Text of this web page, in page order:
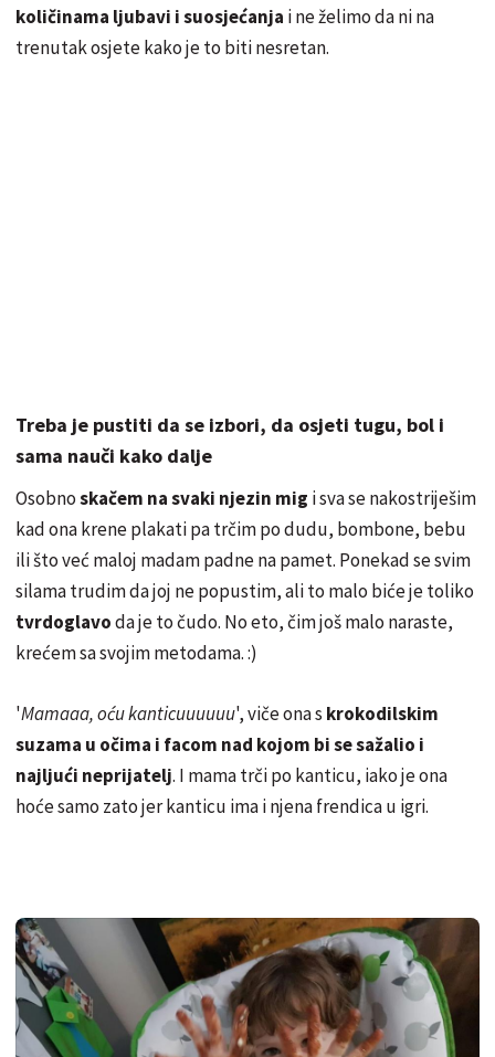
količinama ljubavi i suosjećanja i ne želimo da ni na
trenutak osjete kako je to biti nesretan.
Treba je pustiti da se izbori, da osjeti tugu, bol i
sama nauči kako dalje
Osobnoskačem na svaki njezin mig i sva se nakostriješim
kad ona krene plakati pa trčim po dudu, bombone, bebu
ili što već maloj madam padne na pamet. Ponekad se svim
silama trudim da joj ne popustim, ali to malo biće je toliko
tvrdoglavoda je to čudo. No eto, čim još malo naraste,
krećem sa svojim metodama. :)
'Mamaaa, oću kanticuuuuuu', viče ona s krokodilskim
suzama u očima i facom nad kojom bi se sažalio i
najljući neprijatelj. I mama trči po kanticu, iako je ona
hoće samo zato jer kanticu ima i njena frendica u igri.